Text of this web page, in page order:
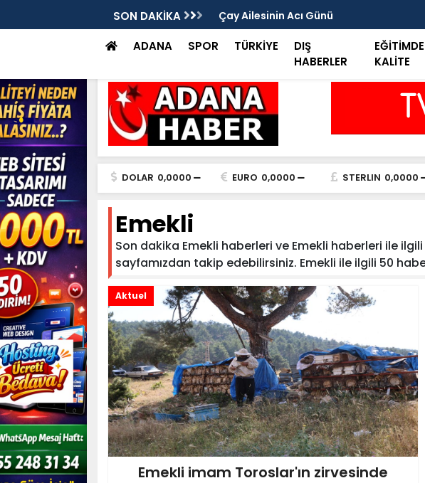
SON DAKİKA
Vitrinde Yerini Aldı Çay Ailesinin Acı Günü
ADANA SPOR TÜRKİYE
DIŞ
HABERLER
EĞİTİMDE
KALİTE
DOLAR 0,0000 EURO 0,0000 STERLIN 0,0000
Emekli
Son dakika Emekli haberleri ve Emekli haberleri ile
sayfamızdan takip edebilirsiniz. Emekli ile ilgili 50
Aktuel
Emekli imam Toroslar'ın zirvesinde